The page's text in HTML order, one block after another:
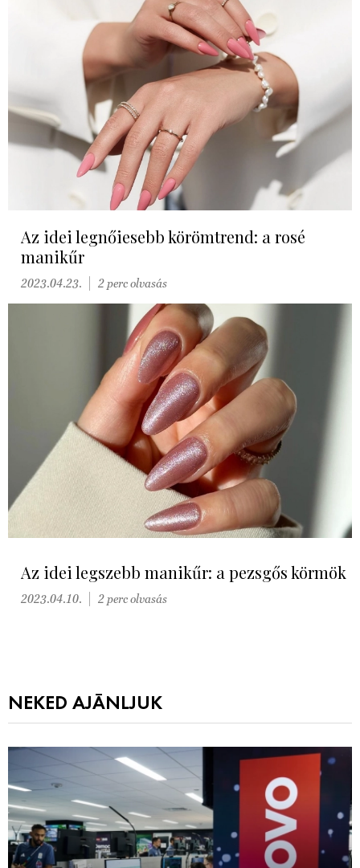
Az idei legnőiesebb körömtrend: a rosé
manikűr
2023.04.23. 2 perc olvasás
Az idei legszebb manikűr: a pezsgős körmök
2023.04.10. 2 perc olvasás
NEKED AJÁNLJUK